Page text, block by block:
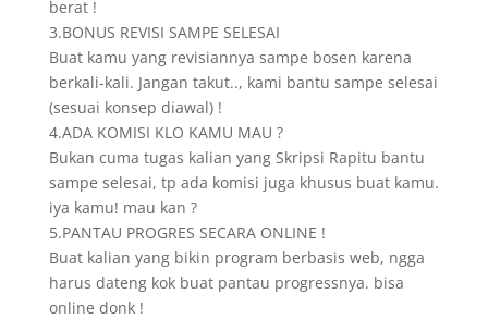
berat !
3.BONUS REVISI SAMPE SELESAI
Buat kamu yang revisiannya sampe bosen karena
berkali-kali. Jangan takut.., kami bantu sampe selesai
(sesuai konsep diawal) !
4.ADA KOMISI KLO KAMU MAU ?
Bukan cuma tugas kalian yang Skripsi Rapitu bantu
sampe selesai, tp ada komisi juga khusus buat kamu.
iya kamu! mau kan ?
5.PANTAU PROGRES SECARA ONLINE !
Buat kalian yang bikin program berbasis web, ngga
harus dateng kok buat pantau progressnya. bisa
online donk !